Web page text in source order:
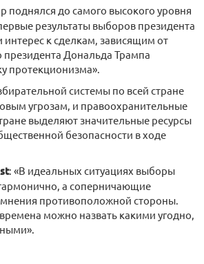
поднялся до самого высокого уровня
результаты выборов президента
к сделкам, зависящим от
Дональда Трампа
протекционизма».
системы по всей стране
угрозам, и правоохранительные
выделяют значительные ресурсы
безопасности в ходе
: «В идеальных ситуациях выборы
а соперничающие
противоположной стороны.
можно назвать какими угодно,